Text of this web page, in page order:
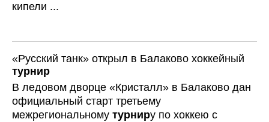
кипели ...
«Русский танк» открыл в Балаково хоккейный
турнир
В ледовом дворце «Кристалл» в Балаково дан
официальный старт третьему
межрегиональному турниру по хоккею с